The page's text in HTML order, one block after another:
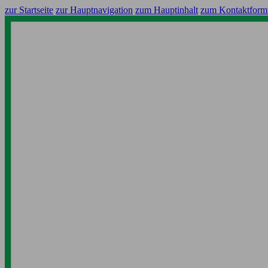
zur Startseite zur Hauptnavigation zum Hauptinhalt zum